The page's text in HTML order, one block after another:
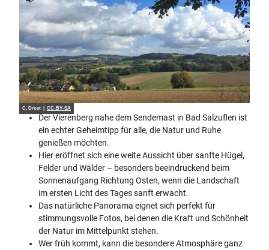
C. Drost | CC-BY-SA
Der Vierenberg nahe dem Sendemast in Bad Salzuflen ist
ein echter Geheimtipp für alle, die Natur und Ruhe
genießen möchten.
Hier eröffnet sich eine weite Aussicht über sanfte Hügel,
Felder und Wälder – besonders beeindruckend beim
Sonnenaufgang Richtung Osten, wenn die Landschaft
im ersten Licht des Tages sanft erwacht.
Das natürliche Panorama eignet sich perfekt für
stimmungsvolle Fotos, bei denen die Kraft und Schönheit
der Natur im Mittelpunkt stehen.
Wer früh kommt, kann die besondere Atmosphäre ganz